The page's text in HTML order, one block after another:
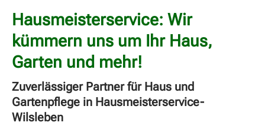
Hausmeisterservice: Wir
kümmern uns um Ihr Haus,
Garten und mehr!
Zuverlässiger Partner für Haus und
Gartenpflege in Hausmeisterservice-
Wilsleben